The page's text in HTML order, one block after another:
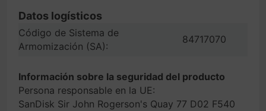
Datos logísticos
Código de Sistema de
Armomización (SA):
84717070
Información sobre la seguridad del producto
Persona responsable en la UE:
SanDisk Sir John Rogerson's Quay 77 D02 F540